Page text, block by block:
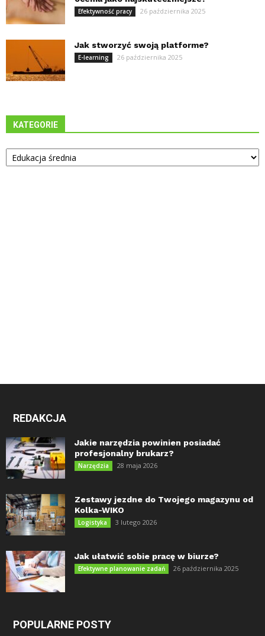
Efektywność pracy 26 października 2025
Jak stworzyć swoją platforme?
E-learning 26 października 2025
KATEGORIE
Kategorie
REDAKCJA
Jakie narzędzia powinien posiadać
profesjonalny brukarz?
Narzędzia 28 maja 2026
Zestawy jezdne do Twojego magazynu od
Kolka-WIKO
Logistyka 3 lutego 2026
Jak ułatwić sobie pracę w biurze?
Efektywne planowanie zadań 26 października 2025
POPULARNE POSTY